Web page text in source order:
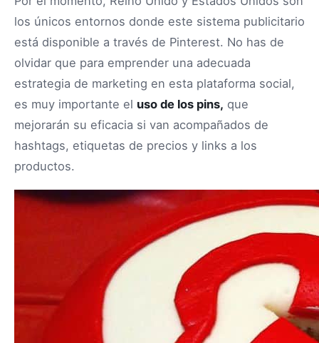
los únicos entornos donde este sistema publicitario
está disponible a través de Pinterest. No has de
olvidar que para emprender una adecuada
estrategia de marketing en esta plataforma social,
es muy importante el uso de los pins, que
mejorarán su eficacia si van acompañados de
hashtags, etiquetas de precios y links a los
productos.